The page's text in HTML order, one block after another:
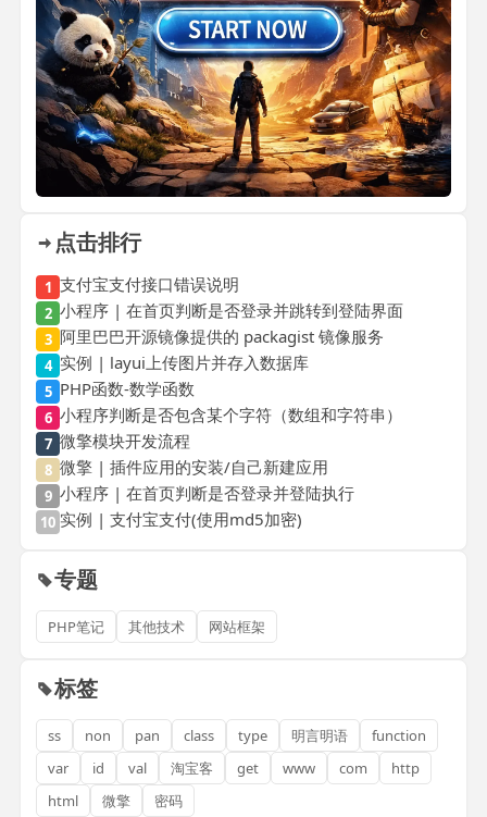
点击排行
1 支付宝支付接口错误说明
2 小程序 | 在首页判断是否登录并跳转到登陆界面
3 阿里巴巴开源镜像提供的 packagist 镜像服务
4 实例 | layui上传图片并存入数据库
5 PHP函数-数学函数
6 小程序判断是否包含某个字符（数组和字符串）
7 微擎模块开发流程
8 微擎 | 插件应用的安装/自己新建应用
9 小程序 | 在首页判断是否登录并登陆执行
10 实例 | 支付宝支付(使用md5加密)
专题
PHP笔记 其他技术 网站框架
标签
ss non pan class type 明言明语
function
var
id val 淘宝客 get www com
http
html
微擎 密码